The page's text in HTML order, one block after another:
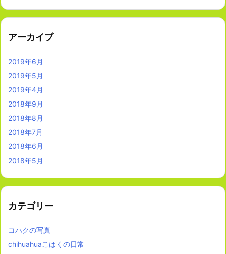
アーカイブ
2019年6月
2019年5月
2019年4月
2018年9月
2018年8月
2018年7月
2018年6月
2018年5月
カテゴリー
コハクの写真
chihuahuaこはくの日常